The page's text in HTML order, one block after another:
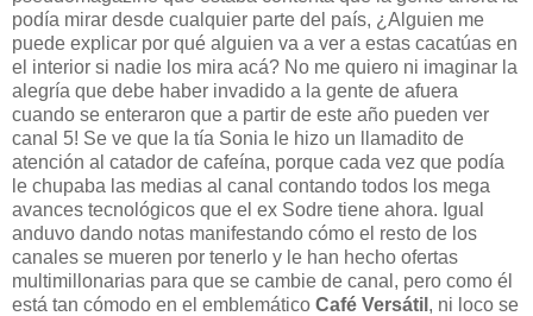
podía mirar desde cualquier parte del país, ¿Alguien me
puede explicar por qué alguien va a ver a estas cacatúas en
el interior si nadie los mira acá? No me quiero ni imaginar la
alegría que debe haber invadido a la gente de afuera
cuando se enteraron que a partir de este año pueden ver
canal 5! Se ve que la tía Sonia le hizo un llamadito de
atención al catador de cafeína, porque cada vez que podía
le chupaba las medias al canal contando todos los mega
avances tecnológicos que el ex Sodre tiene ahora. Igual
anduvo dando notas manifestando cómo el resto de los
canales se mueren por tenerlo y le han hecho ofertas
multimillonarias para que se cambie de canal, pero como él
está tan cómodo en el emblemático Café Versátil , ni loco se